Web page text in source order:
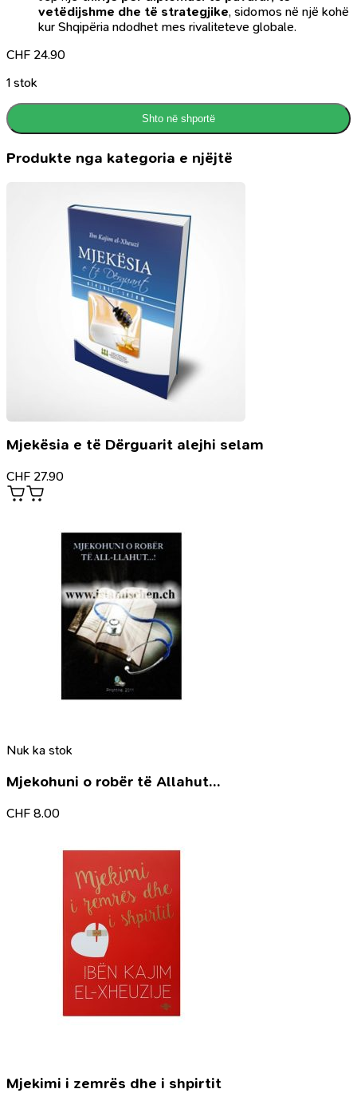
vetëdijshme dhe të strategjike, sidomos në një kohë
kur Shqipëria ndodhet mes rivaliteteve globale.
CHF 24.90
1 stok
Shto në shportë
Produkte nga kategoria e njëjtë
Mjekësia e të Dërguarit alejhi selam
CHF 27.90
Nuk ka stok
Mjekohuni o robër të Allahut…
CHF 8.00
Mjekimi i zemrës dhe i shpirtit